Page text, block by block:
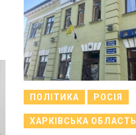
ПОЛІТИКА РОСІЯ
ХАРКІВСЬКА ОБЛАСТЬ